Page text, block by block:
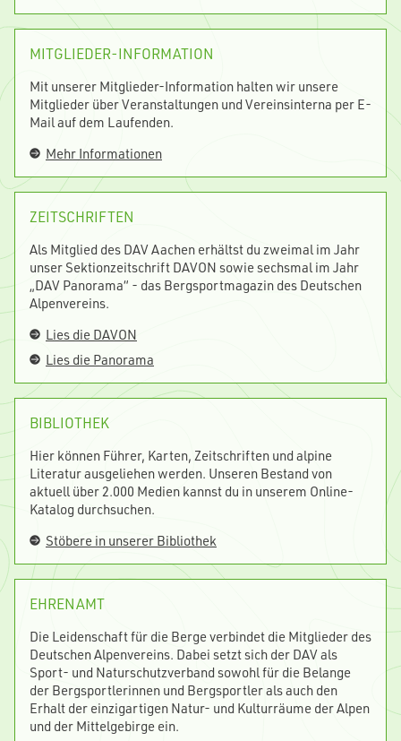
MITGLIEDER-INFORMATION
Mit unserer Mitglieder-Information halten wir unsere
Mitglieder über Veranstaltungen und Vereinsinterna per E-
Mail auf dem Laufenden.
Mehr Informationen
ZEITSCHRIFTEN
Als Mitglied des DAV Aachen erhältst du zweimal im Jahr
unser Sektionzeitschrift DAVON sowie sechsmal im Jahr
„DAV Panorama“ - das Bergsportmagazin des Deutschen
Alpenvereins.
Lies die DAVON
Lies die Panorama
BIBLIOTHEK
Hier können Führer, Karten, Zeitschriften und alpine
Literatur ausgeliehen werden. Unseren Bestand von
aktuell über 2.000 Medien kannst du in unserem Online-
Katalog durchsuchen.
Stöbere in unserer Bibliothek
EHRENAMT
Die Leidenschaft für die Berge verbindet die Mitglieder des
Deutschen Alpenvereins. Dabei setzt sich der DAV als
Sport- und Naturschutzverband sowohl für die Belange
der Bergsportlerinnen und Bergsportler als auch den
Erhalt der einzigartigen Natur- und Kulturräume der Alpen
und der Mittelgebirge ein.